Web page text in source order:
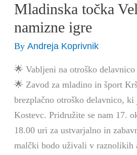
Mladinska točka
namizne igre
ByAndreja Koprivnik
🌟 Vabljeni na otroško
🌟 Zavod za mladino in šport
brezplačno otroško delavnico,
Kostevc. Pridružite se nam 17.
18.00 uri za ustvarjalno in
malčki bodo uživali v raznolikih
Mladinska
Kamen:
namizne
igre